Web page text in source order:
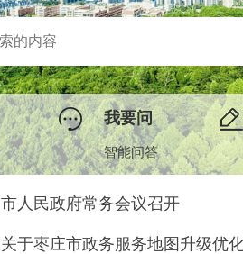
我要问
智能问答
市人民政府常务会议召开
关于枣庄市政务服务地图升级优